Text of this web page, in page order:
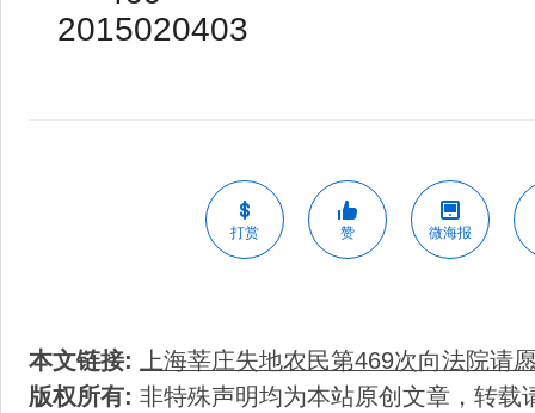
打赏 赞 微海报
本文链接:
上海莘庄失地农民第469次向法院请
版权所有: 非特殊声明均为本站原创文章，转载